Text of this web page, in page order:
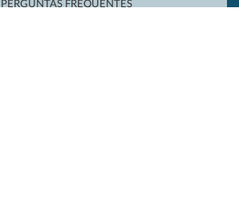
PERGUNTAS FREQUENTES